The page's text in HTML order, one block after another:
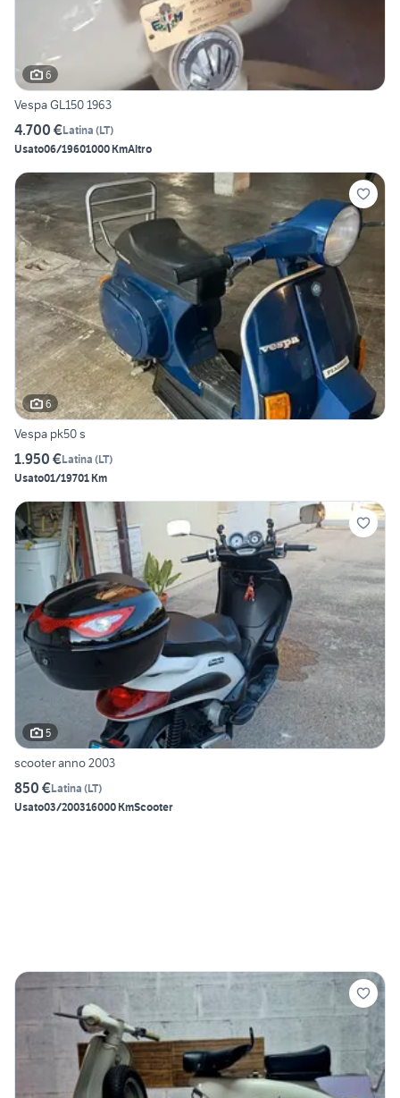
6
Vespa GL150 1963
4.700 €Latina (LT)
Usato06/19601000 KmAltro
6
Vespa pk50 s
1.950 €Latina (LT)
Usato01/19701 Km
5
scooter anno 2003
850 €Latina (LT)
Usato03/200316000 KmScooter